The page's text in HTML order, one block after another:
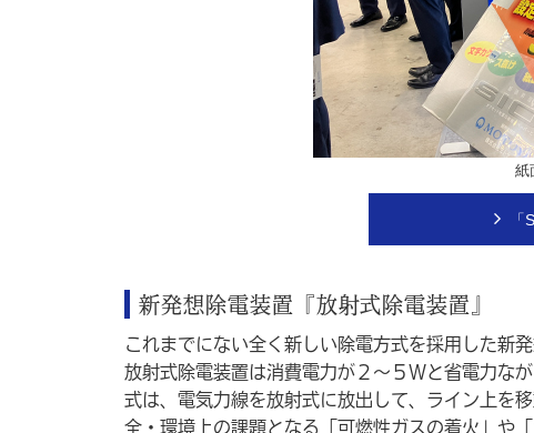
紙
新発想除電装置『放射式除電装置』
これまでにない全く新しい除電方式を採用した新
放射式除電装置は消費電力が２～５Wと省電力な
式は、電気力線を放射式に放出して、ライン上を
全・環境上の課題となる「可燃性ガスの着火」や